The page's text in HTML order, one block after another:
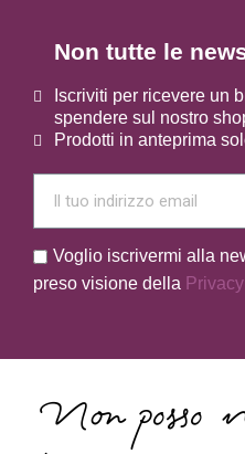
Non tutte le
Iscriviti per ricevere un
spendere sul nostro
Prodotti in anteprima
Voglio iscrivermi alla
preso visione della
Non posso